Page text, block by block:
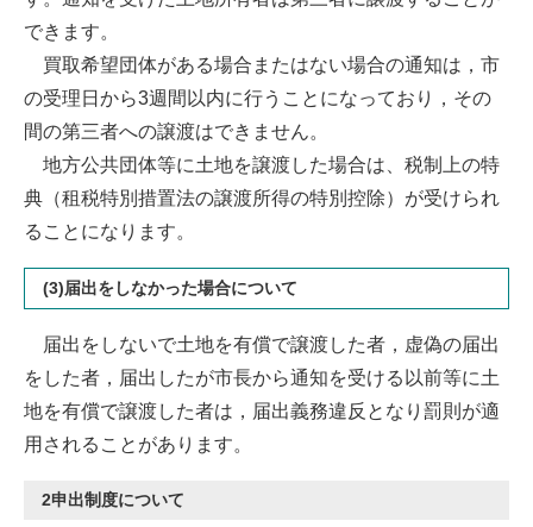
できます。
買取希望団体がある場合またはない場合の通知は，市
の受理日から3週間以内に行うことになっており，その
間の第三者への譲渡はできません。
地方公共団体等に土地を譲渡した場合は、税制上の特
典（租税特別措置法の譲渡所得の特別控除）が受けられ
ることになります。
(3)届出をしなかった場合について
届出をしないで土地を有償で譲渡した者，虚偽の届出
をした者，届出したが市長から通知を受ける以前等に土
地を有償で譲渡した者は，届出義務違反となり罰則が適
用されることがあります。
2申出制度について